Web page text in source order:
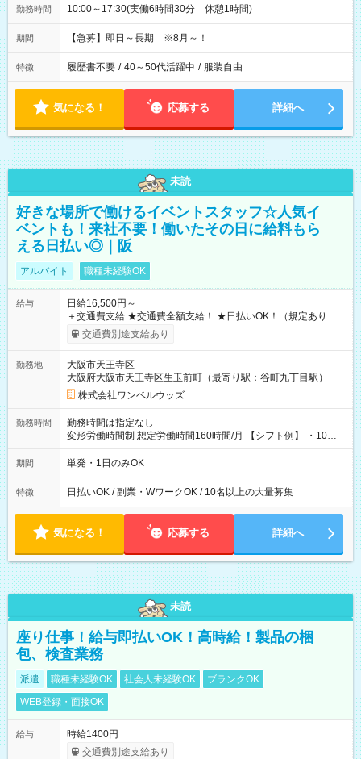
勤務時間 10:00～17:30(実働6時間30分 休憩1時間)
期間 【急募】即日～長期 ※8月～！
特徴 履歴書不要 / 40～50代活躍中 / 服装自由
気になる！ 応募する 詳細へ
未読
好きな場所で働けるイベントスタッフ☆人気イ
ベントも！来社不要！働いたその日に給料もら
える日払い◎｜阪
アルバイト 職種未経験OK
給与
日給16,500円～
＋交通費支給 ★交通費全額支給！ ★日払いOK！（規定あり） ┗
働いたその日に現金GET♪ お仕事後はコンビニATMから 日払
交通費別途支給あり
勤務地
大阪市天王寺区
大阪府大阪市天王寺区生玉前町（最寄り駅：谷町九丁目駅）
株式会社ワンベルウッズ
勤務時間
勤務時間は指定なし
変形労働時間制 想定労働時間160時間/月 【シフト例】 ・10：
00～20：00
期間 単発・1日のみOK
特徴 日払いOK / 副業・WワークOK / 10名以上の大量募集
気になる！ 応募する 詳細へ
未読
座り仕事！給与即払いOK！高時給！製品の梱
包、検査業務
派遣 職種未経験OK 社会人未経験OK
ブランクOK
WEB登録・面接OK
給与
時給1400円
交通費別途支給あり